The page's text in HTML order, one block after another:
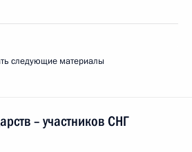
следующие материалы
– участников СНГ